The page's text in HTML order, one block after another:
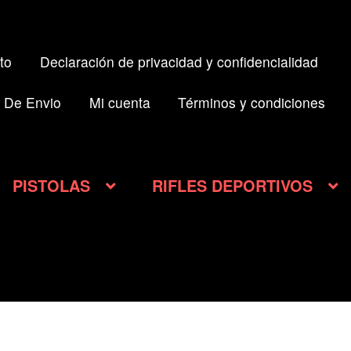
Declaración de privacidad y confidencialidad
Envio Mi cuenta Términos y condiciones
PISTOLAS RIFLES DEPORTIVOS